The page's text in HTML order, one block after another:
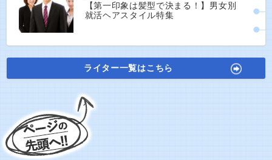
【第一印象は髪型で決まる！】男女別
就活ヘアスタイル特集
ライター一覧はこちら